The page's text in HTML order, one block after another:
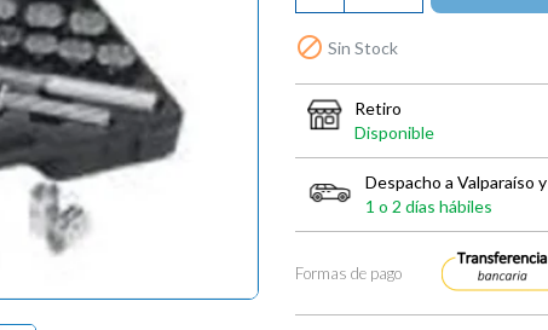
 Sin Stock
Retiro
Disponible
Despacho a Valparaíso
1 o 2 días hábiles
Formas de pago